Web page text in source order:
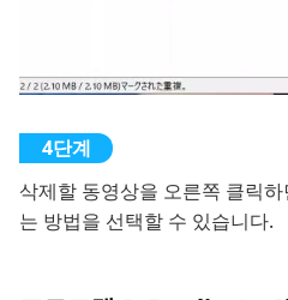
삭제할 동영상을 오른쪽 클릭
는 방법을 선택할 수 있습니다.